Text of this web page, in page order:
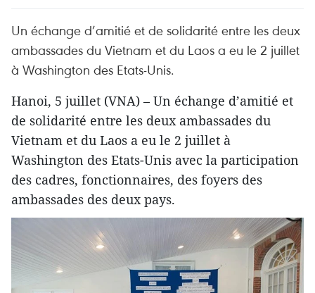
Un échange d’amitié et de solidarité entre les deux
ambassades du Vietnam et du Laos a eu le 2 juillet
à Washington des Etats-Unis.
Hanoi, 5 juillet (VNA) – Un échange d’amitié et
de solidarité entre les deux ambassades du
Vietnam et du Laos a eu le 2 juillet à
Washington des Etats-Unis avec la participation
des cadres, fonctionnaires, des foyers des
ambassades des deux pays.